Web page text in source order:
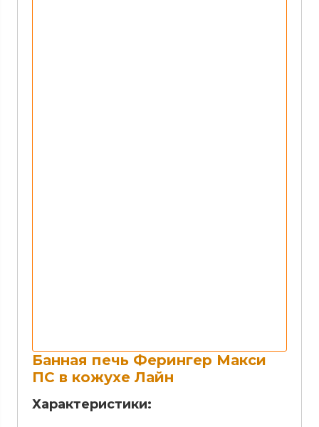
Банная печь Ферингер Макси
ПС в кожухе Лайн
Характеристики: